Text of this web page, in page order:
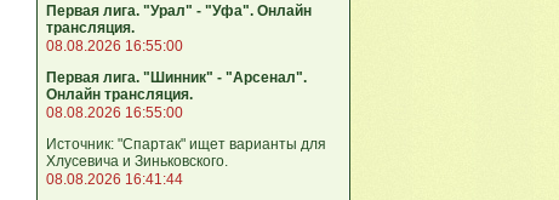
Первая лига. "Урал" - "Уфа". Онлайн
трансляция.
08.08.2026 16:55:00
Первая лига. "Шинник" - "Арсенал".
Онлайн трансляция.
08.08.2026 16:55:00
Источник: "Спартак" ищет варианты для
Хлусевича и Зиньковского.
08.08.2026 16:41:44